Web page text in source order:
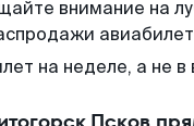
внимание на
на неделе, а не в